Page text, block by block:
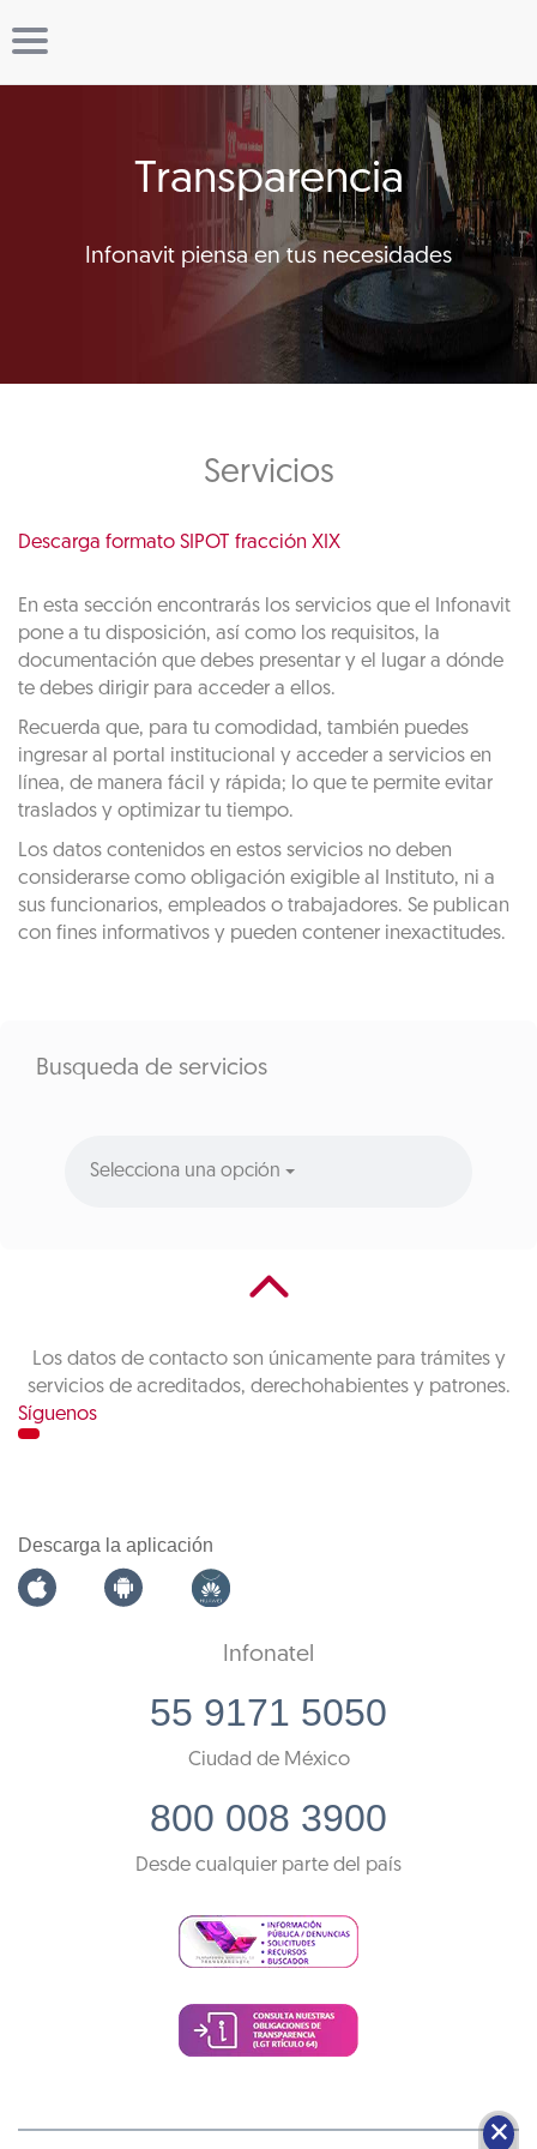
Transparencia
Infonavit piensa en tus necesidades
Servicios
Descarga formato SIPOT fracción XIX
En esta sección encontrarás los servicios que el Infonavit
pone a tu disposición, así como los requisitos, la
documentación que debes presentar y el lugar a dónde
te debes dirigir para acceder a ellos.
Recuerda que, para tu comodidad, también puedes
ingresar al portal institucional y acceder a servicios en
línea, de manera fácil y rápida; lo que te permite evitar
traslados y optimizar tu tiempo.
Los datos contenidos en estos servicios no deben
considerarse como obligación exigible al Instituto, ni a
sus funcionarios, empleados o trabajadores. Se publican
con fines informativos y pueden contener inexactitudes.
Busqueda de servicios
Selecciona una opción
Los datos de contacto son únicamente para trámites y
servicios de acreditados, derechohabientes y patrones.
Síguenos
Descarga la aplicación
Infonatel
55 9171 5050
Ciudad de México
800 008 3900
Desde cualquier parte del país
🗙